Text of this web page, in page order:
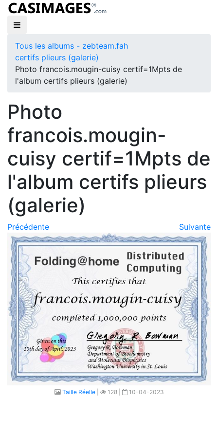
Tous les albums - zebteam.fah
certifs plieurs (galerie)
Photo francois.mougin-cuisy certif=1Mpts de
l'album certifs plieurs (galerie)
Photo
francois.mougin-
cuisy certif=1Mpts de
l'album certifs plieurs
(galerie)
Précédente Suivante
Taille Réelle| 128 | 10-04-2023